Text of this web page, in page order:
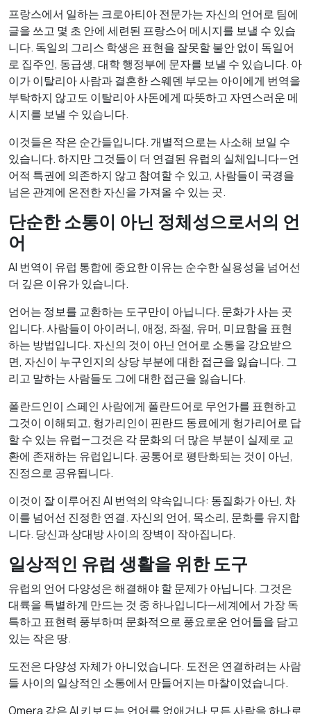
프랑스에서 일하는 크로아티아 전문가는 자신의 언어로 팀에
글을 쓰고 몇 초 안에 세련된 프랑스어 메시지를 보낼 수 있습
니다. 독일의 그리스 학생은 표현을 잘못할 불안 없이 독일어
로 집주인, 동급생, 대학 행정부에 문자를 보낼 수 있습니다. 아
이가 이탈리아 사람과 결혼한 스웨덴 부모는 아이에게 번역을
부탁하지 않고도 이탈리아 사돈에게 따뜻하고 자연스러운 메
시지를 보낼 수 있습니다.
이것들은 작은 순간들입니다. 개별적으로는 사소해 보일 수
있습니다. 하지만 그것들이 더 연결된 유럽의 실체입니다—언
어적 특권에 의존하지 않고 참여할 수 있고, 사람들이 국경을
넘은 관계에 온전한 자신을 가져올 수 있는 곳.
단순한 소통이 아닌 정체성으로서의 언
어
AI 번역이 유럽 통합에 중요한 이유는 순수한 실용성을 넘어선
더 깊은 이유가 있습니다.
언어는 정보를 교환하는 도구만이 아닙니다. 문화가 사는 곳
입니다. 사람들이 아이러니, 애정, 좌절, 유머, 미묘함을 표현
하는 방법입니다. 자신의 것이 아닌 언어로 소통을 강요받으
면, 자신이 누구인지의 상당 부분에 대한 접근을 잃습니다. 그
리고 말하는 사람들도 그에 대한 접근을 잃습니다.
폴란드인이 스페인 사람에게 폴란드어로 무언가를 표현하고
그것이 이해되고, 헝가리인이 핀란드 동료에게 헝가리어로 답
할 수 있는 유럽—그것은 각 문화의 더 많은 부분이 실제로 교
환에 존재하는 유럽입니다. 공통어로 평탄화되는 것이 아닌,
진정으로 공유됩니다.
이것이 잘 이루어진 AI 번역의 약속입니다: 동질화가 아닌, 차
이를 넘어선 진정한 연결. 자신의 언어, 목소리, 문화를 유지합
니다. 당신과 상대방 사이의 장벽이 작아집니다.
일상적인 유럽 생활을 위한 도구
유럽의 언어 다양성은 해결해야 할 문제가 아닙니다. 그것은
대륙을 특별하게 만드는 것 중 하나입니다—세계에서 가장 독
특하고 표현력 풍부하며 문화적으로 풍요로운 언어들을 담고
있는 작은 땅.
도전은 다양성 자체가 아니었습니다. 도전은 연결하려는 사람
들 사이의 일상적인 소통에서 만들어지는 마찰이었습니다.
Omera 같은 AI 키보드는 언어를 없애거나 모든 사람을 하나로